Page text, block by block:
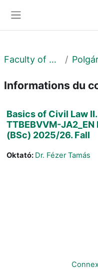
Faculty of Law
Informations du
Basics of Civil Law
TTBEBVVM-
(BSc) 2025/26. Fall
Oktató: Dr. Fézer Tamás